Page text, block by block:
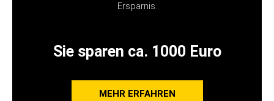
Ersparnis.
Sie sparen ca. 1000 Euro
MEHR ERFAHREN